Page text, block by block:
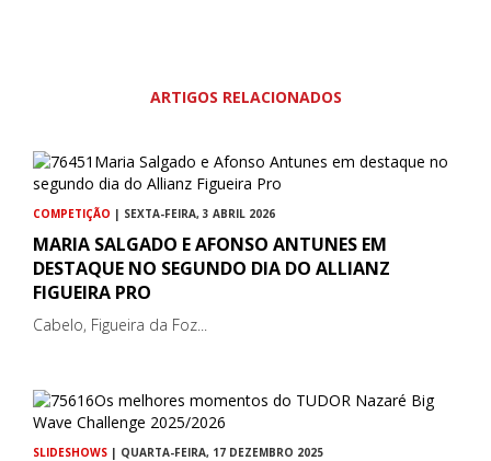
ARTIGOS RELACIONADOS
COMPETIÇÃO | SEXTA-FEIRA, 3 ABRIL 2026
MARIA SALGADO E AFONSO ANTUNES EM
DESTAQUE NO SEGUNDO DIA DO ALLIANZ
FIGUEIRA PRO
Cabelo, Figueira da Foz...
SLIDESHOWS | QUARTA-FEIRA, 17 DEZEMBRO 2025